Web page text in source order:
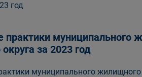
год
муниципального
округа за 2023 год
муниципального жилищного